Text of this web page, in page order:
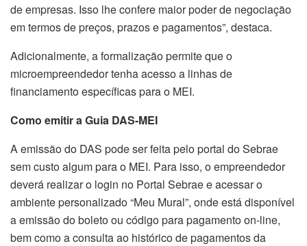
de empresas. Isso lhe confere maior poder de negociação
em termos de preços, prazos e pagamentos”, destaca.
Adicionalmente, a formalização permite que o
microempreendedor tenha acesso a linhas de
financiamento específicas para o MEI.
Como emitir a Guia DAS-MEI
A emissão do DAS pode ser feita pelo portal do Sebrae
sem custo algum para o MEI. Para isso, o empreendedor
deverá realizar o login no Portal Sebrae e acessar o
ambiente personalizado “Meu Mural”, onde está disponível
a emissão do boleto ou código para pagamento on-line,
bem como a consulta ao histórico de pagamentos da